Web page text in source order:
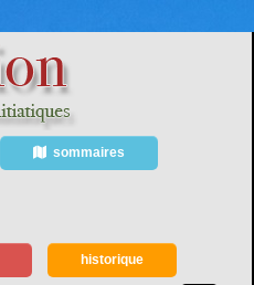
sommaires
historique